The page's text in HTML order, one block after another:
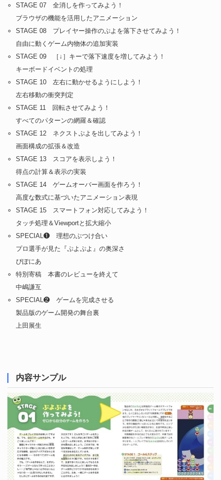
STAGE 07 全消しを作ってみよう！
ブラウザの機能を活用したアニメーション
STAGE 08 プレイヤー操作のぷよを落下させてみよう！
自由に動くゲーム内物体の追加実装
STAGE 09 ［↓］キーで落下速度を増してみよう！
キーボードイベントの処理
STAGE 10 左右に動かせるようにしよう！
左右移動の衝突判定
STAGE 11 回転させてみよう！
すべてのパターンの網羅＆確認
STAGE 12 ネクストぷよを出してみよう！
画面構成の拡張＆改造
STAGE 13 スコアを表示しよう！
得点の計算＆表示の実装
STAGE 14 ゲームオーバー画面を作ろう！
高度な数式に基づいたアニメーション表現
STAGE 15 スマートフォン対応してみよう！
タッチ処理＆Viewportと拡大縮小
SPECIAL❶ 理想のぶつけ合い
プロ選手が見た『ぷよぷよ』の奥深さ
ぴぽにあ
特別寄稿 本書のレビューを終えて
中嶋謙互
SPECIAL❷ ゲームを完成させる
製品版のゲーム開発の舞台裏
上田展生
内容サンプル